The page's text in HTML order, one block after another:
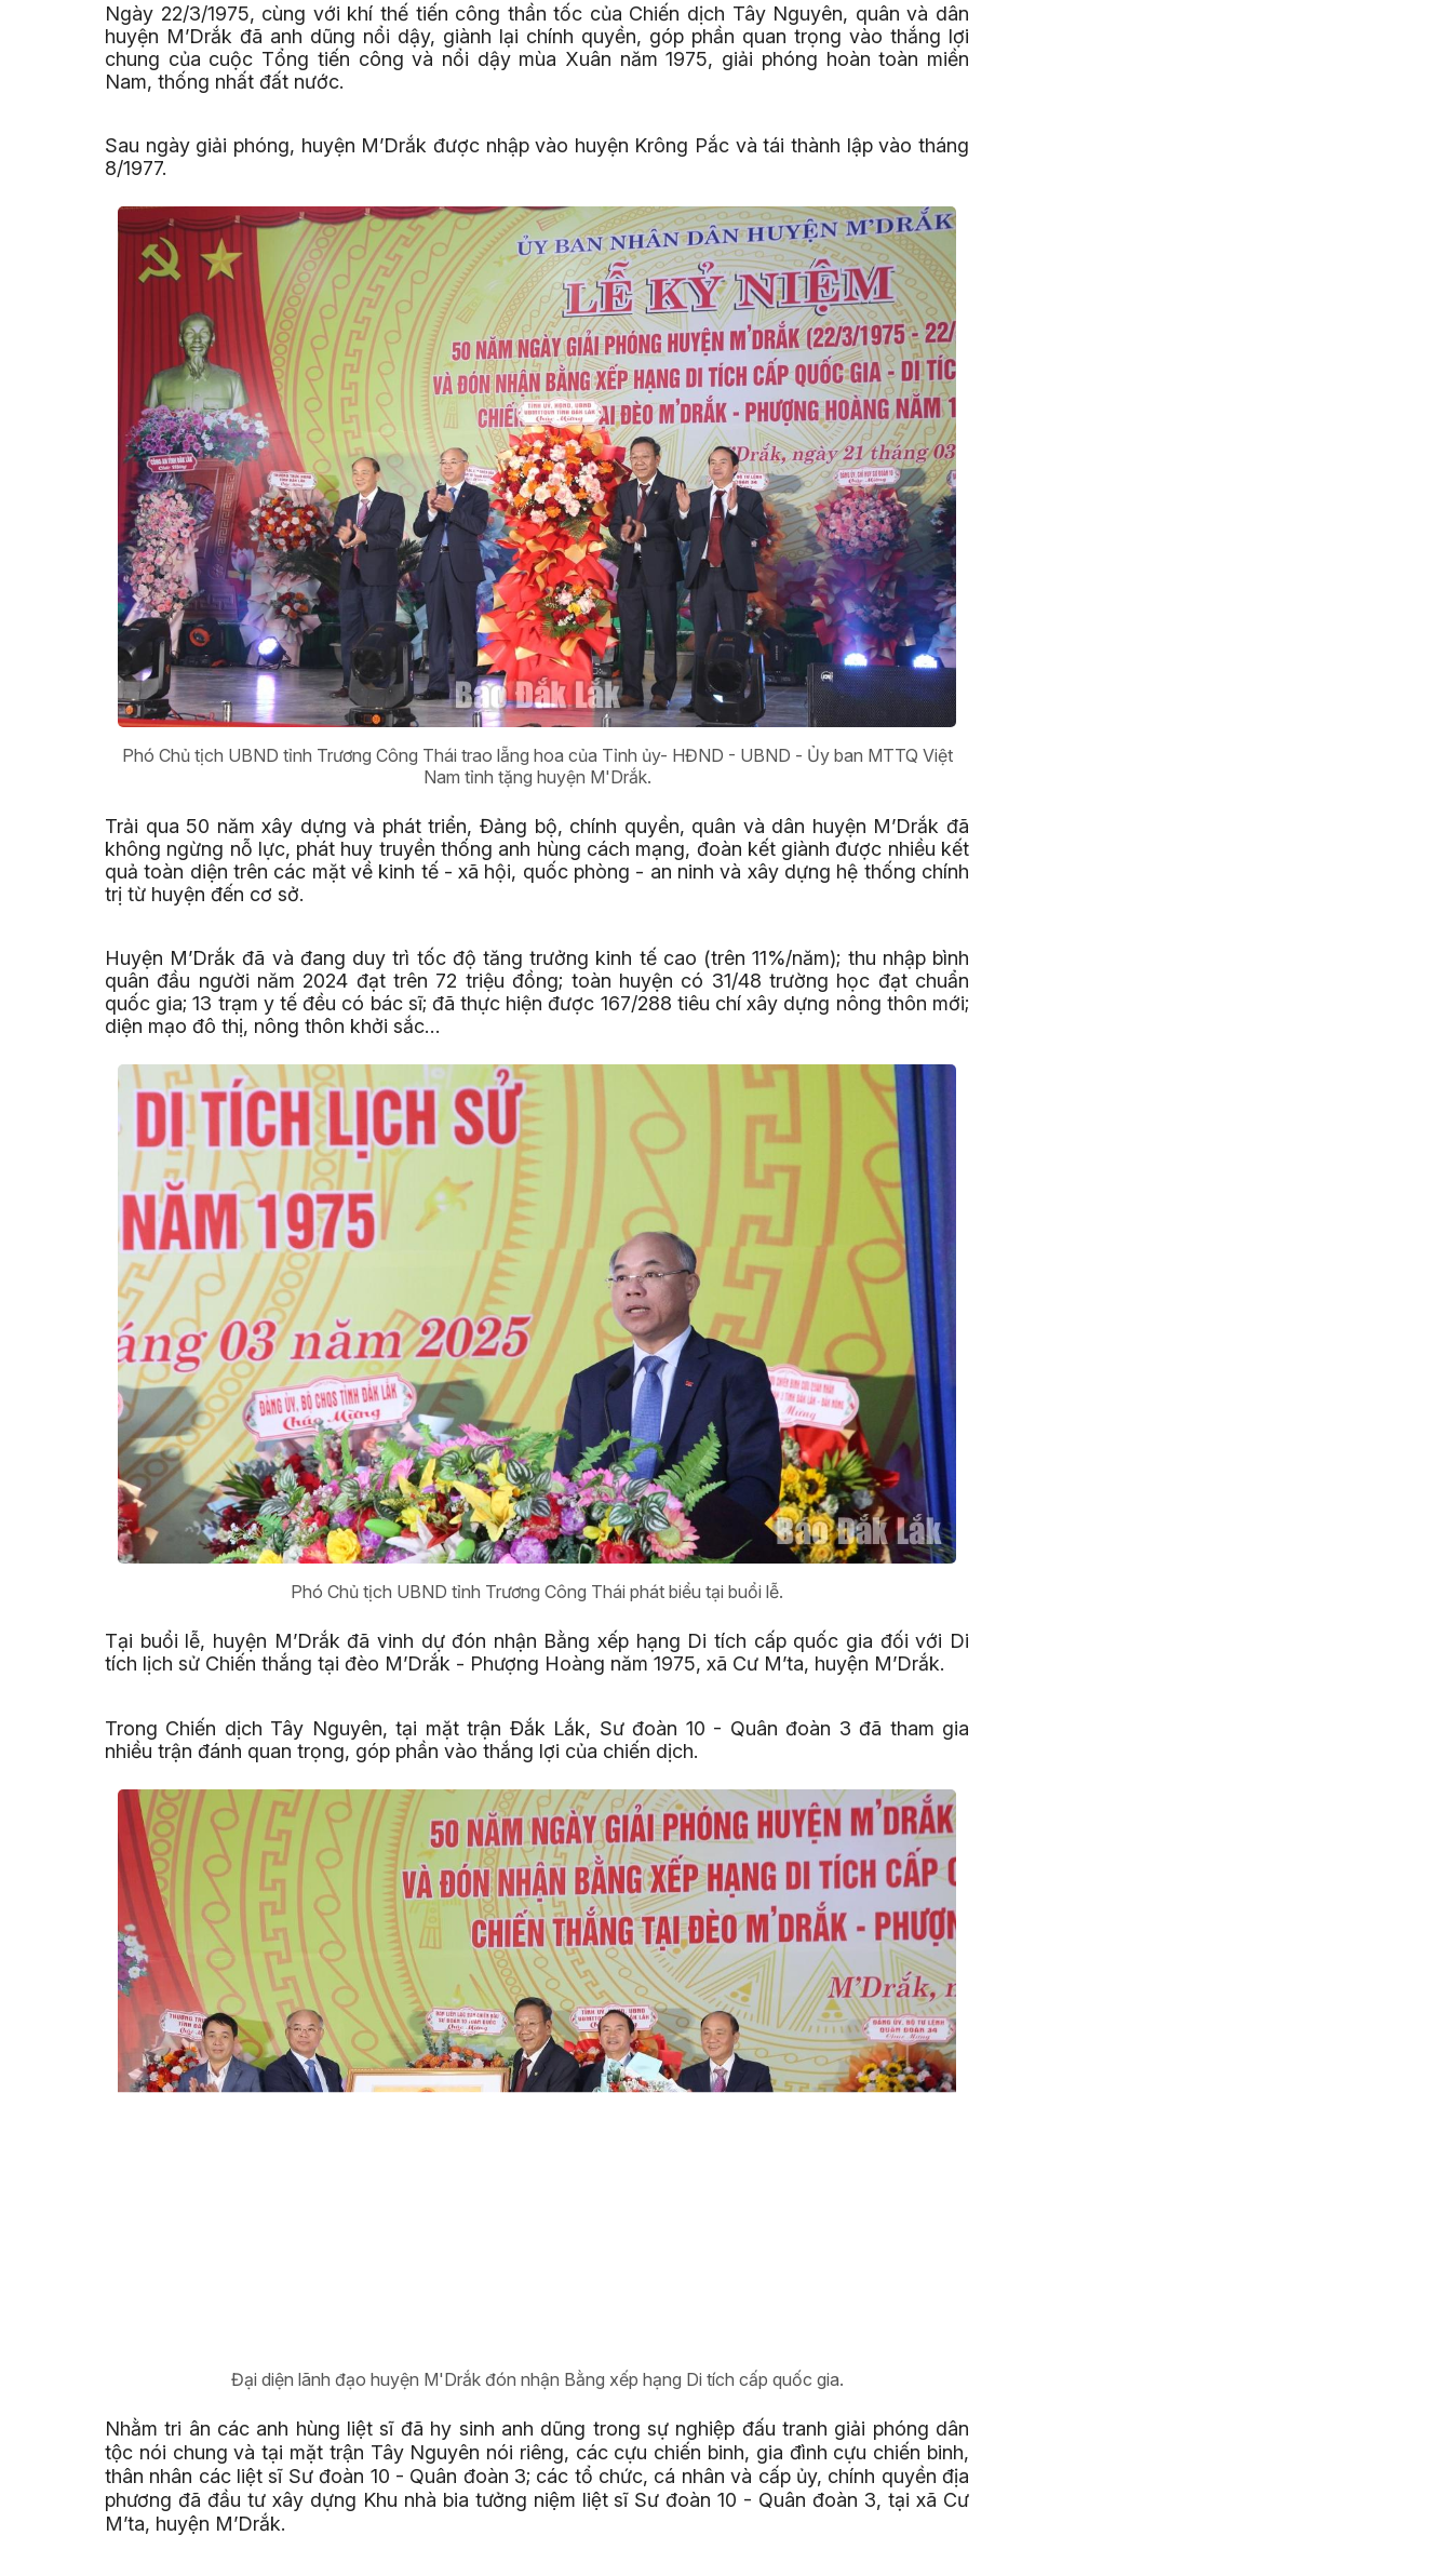
Ngày 22/3/1975, cùng với khí thế tiến công thần tốc của Chiến dịch Tây Nguyên, quân và dân
huyện M’Drắk đã anh dũng nổi dậy, giành lại chính quyền, góp phần quan trọng vào thắng lợi
chung của cuộc Tổng tiến công và nổi dậy mùa Xuân năm 1975, giải phóng hoàn toàn miền
Nam, thống nhất đất nước.
Sau ngày giải phóng, huyện M’Drắk được nhập vào huyện Krông Pắc và tái thành lập vào tháng
8/1977.
Phó Chủ tịch UBND tỉnh Trương Công Thái trao lẵng hoa của Tỉnh ủy- HĐND - UBND - Ủy ban MTTQ Việt
Nam tỉnh tặng huyện M'Drắk.
Trải qua 50 năm xây dựng và phát triển, Đảng bộ, chính quyền, quân và dân huyện M’Drắk đã
không ngừng nỗ lực, phát huy truyền thống anh hùng cách mạng, đoàn kết giành được nhiều kết
quả toàn diện trên các mặt về kinh tế - xã hội, quốc phòng - an ninh và xây dựng hệ thống chính
trị từ huyện đến cơ sở.
Huyện M’Drắk đã và đang duy trì tốc độ tăng trưởng kinh tế cao (trên 11%/năm); thu nhập bình
quân đầu người năm 2024 đạt trên 72 triệu đồng; toàn huyện có 31/48 trường học đạt chuẩn
quốc gia; 13 trạm y tế đều có bác sĩ; đã thực hiện được 167/288 tiêu chí xây dựng nông thôn mới;
diện mạo đô thị, nông thôn khởi sắc…
Phó Chủ tịch UBND tỉnh Trương Công Thái phát biểu tại buổi lễ.
Tại buổi lễ, huyện M’Drắk đã vinh dự đón nhận Bằng xếp hạng Di tích cấp quốc gia đối với Di
tích lịch sử Chiến thắng tại đèo M’Drắk - Phượng Hoàng năm 1975, xã Cư M’ta, huyện M’Drắk.
Trong Chiến dịch Tây Nguyên, tại mặt trận Đắk Lắk, Sư đoàn 10 - Quân đoàn 3 đã tham gia
nhiều trận đánh quan trọng, góp phần vào thắng lợi của chiến dịch.
Đại diện lãnh đạo huyện M'Drắk đón nhận Bằng xếp hạng Di tích cấp quốc gia.
Nhằm tri ân các anh hùng liệt sĩ đã hy sinh anh dũng trong sự nghiệp đấu tranh giải phóng dân
tộc nói chung và tại mặt trận Tây Nguyên nói riêng, các cựu chiến binh, gia đình cựu chiến binh,
thân nhân các liệt sĩ Sư đoàn 10 - Quân đoàn 3; các tổ chức, cá nhân và cấp ủy, chính quyền địa
phương đã đầu tư xây dựng Khu nhà bia tưởng niệm liệt sĩ Sư đoàn 10 - Quân đoàn 3, tại xã Cư
M’ta, huyện M’Drắk.